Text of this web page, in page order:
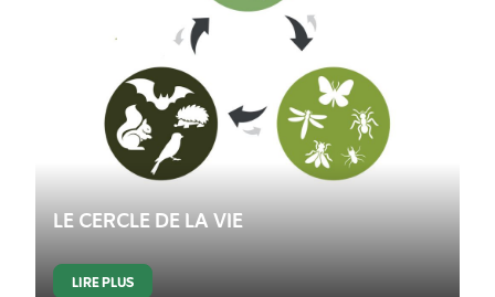
LE CERCLE DE LA VIE
LIRE PLUS